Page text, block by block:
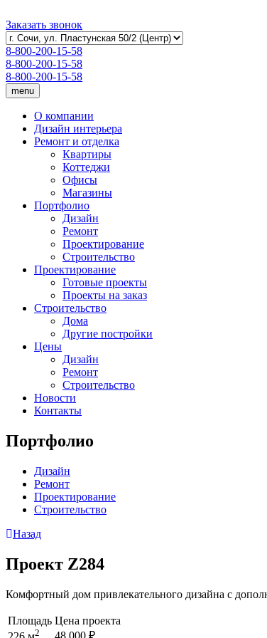
Заказать звонок
8-800-200-15-58
8-800-200-15-58
8-800-200-15-58
menu
О компании
Дизайн интерьера
Ремонт и отделка
Квартиры
Коттеджи
Офисы
Магазины
Портфолио
Дизайн
Ремонт
Проектирование
Строительство
Проектирование
Готовые проекты
Проекты на заказ
Строительство
Дома
Другие постройки
Цены
Дизайн
Ремонт
Строительство
Новости
Контакты
Портфолио
Дизайн
Ремонт
Проектирование
Строительство
Назад
Проект Z284
Комфортный дом привлекательного дизайна с
Площадь
2
Цена проекта
48,000 ₽